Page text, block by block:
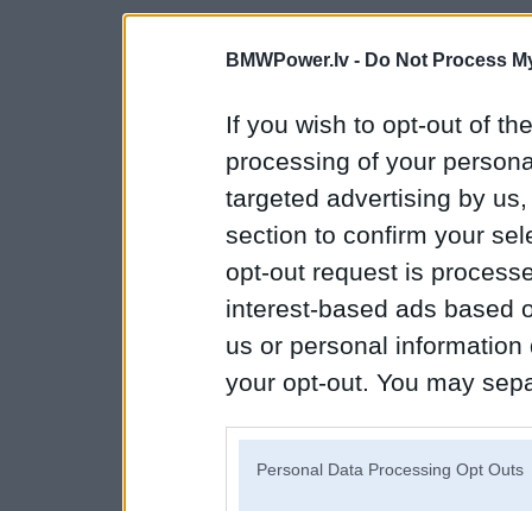
BMWPower.lv - Do Not Process
If you wish to opt-out of
processing of your
targeted advertising by
section to confirm your
opt-out request is
interest-based ads based
us or personal
your opt-out. You may
Personal Data Processing Opt Outs